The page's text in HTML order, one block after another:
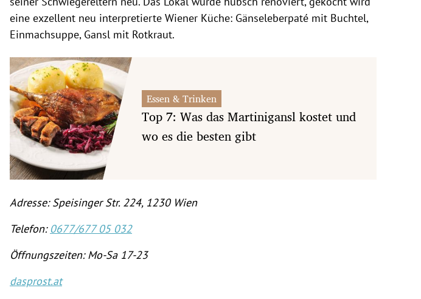
eine exzellent neu interpretierte Wiener Küche: Gänseleberpaté mit Buchtel,
Einmachsuppe, Gansl mit Rotkraut.
Essen & Trinken
Top 7: Was das Martinigansl kostet und
wo es die besten gibt
Adresse: Speisinger Str. 224, 1230 Wien
Telefon: 0677/677 05 032
Öffnungszeiten: Mo-Sa 17-23
dasprost.at